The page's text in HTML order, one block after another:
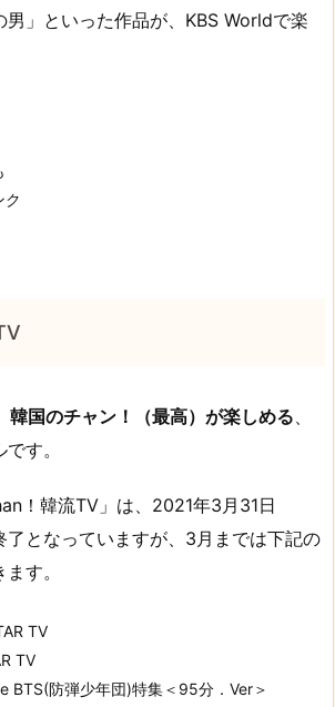
男」といった作品が、KBS Worldで楽
ク
韓国のチャン！（最高）が楽しめる
す。
！韓流TV」は、2021年3月31日
了となっていますが、3月までは下記の
す。
TV
TV
BTS(防弾少年団)特集＜95分．Ver＞